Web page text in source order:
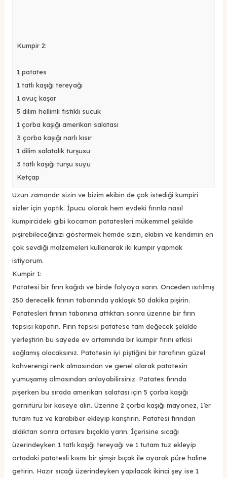
Kumpir 2:
1 patates
1 tatlı kaşığı tereyağı
1 avuç kaşar
5 dilim hellimli fıstıklı sucuk
1 çorba kaşığı amerikan salatası
3 çorba kaşığı narlı kısır
1 dilim salatalık turşusu
3 tatlı kaşığı turşu suyu
Ketçap
Uzun zamandır sizin ve bizim ekibin de çok istediği kumpiri
sizler için yaptık. İpucu olarak hem evdeki fırınla nasıl
kumpircideki gibi kocaman patatesleri mükemmel şekilde
pişirebileceğinizi göstermek hemde sizin, ekibin ve kendimin en
çok sevdiği malzemeleri kullanarak iki kumpir yapmak
istiyorum.
Kumpir 1:
Patatesi bir fırın kağıdı ve birde folyoya sarın. Önceden ısıtılmış
250 derecelik fırının tabanında yaklaşık 50 dakika pişirin.
Patatesleri fırının tabanına attıktan sonra üzerine bir fırın
tepsisi kapatın. Fırın tepsisi patatese tam değecek şekilde
yerleştirin bu sayede ev ortamında bir kumpir fırını etkisi
sağlamış olacaksınız. Patatesin iyi piştiğini bir tarafının güzel
kahverengi renk almasından ve genel olarak patatesin
yumuşamış olmasından anlayabilirsiniz. Patates fırında
pişerken bu sırada amerikan salatası için 5 çorba kaşığı
garnitürü bir kaseye alın. Üzerine 2 çorba kaşığı mayonez, 1’er
tutam tuz ve karabiber ekleyip karıştırın. Patatesi fırından
aldıktan sonra ortasını bıçakla yarın. İçerisine sıcağı
üzerindeyken 1 tatlı kaşığı tereyağı ve 1 tutam tuz ekleyip
ortadaki patatesli kısmı bir şimşir bıçak ile oyarak püre haline
getirin. Hazır sıcağı üzerindeyken yapılacak ikinci şey ise 1